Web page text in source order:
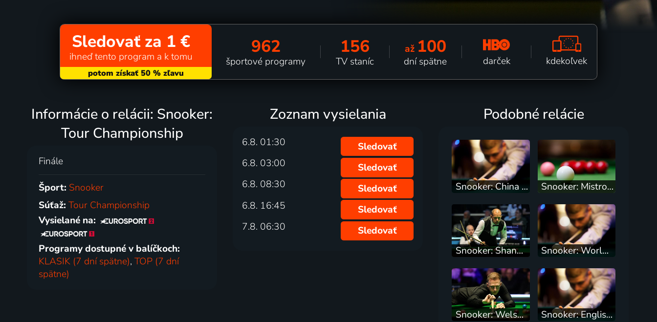
Sledovať za 1 €
ihneď tento program a k tomu 962
športové programy
156
TV staníc
až 100
dní spätne darček kdekoľvek
Informácie o relácii: Snooker:
Tour Championship
Finále
Šport: Snooker
Súťaž:Tour Championship
Vysielané na:
Programy dostupné v balíčkoch:
KLASIK (7 dní spätne),TOP (7 dní
spätne)
Zoznam vysielania
6.8. 01:30
Sledovať
6.8. 03:00
Sledovať
6.8. 08:30
Sledovať
6.8. 16:45
Sledovať
7.8. 06:30
Sledovať
Podobné relácie
Snooker: China Open Snooker: Mistrovství světa
Snooker: Shanghai Masters Snooker: World Open
Snooker: Welsh Open Snooker: English Open